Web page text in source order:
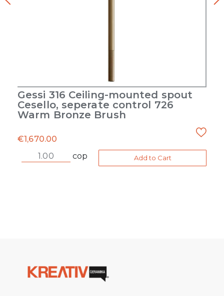
Gessi 316 Ceiling-mounted spout
Cesello, seperate control 726
Warm Bronze Brush
€1,670.00
cop
Add to Cart